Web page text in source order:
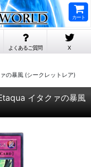
カート
よくあるご質問 X
の暴風 (シークレットレア)
イタクァの暴風